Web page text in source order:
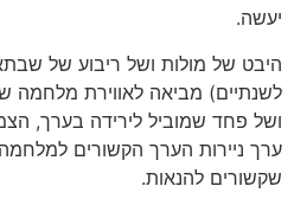
יעשה.
היבט של מולות ושל ריבוע של
לשנתיים) מביאה לאווירת מלחמה
ושל פחד שמוביל לירידה בערך,
ערך ניירות הערך הקשורים
שקשורים להנאות.